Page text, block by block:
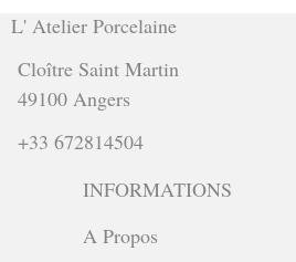
L' Atelier Porcelaine
Cloître Saint Martin
49100 Angers
+33 672814504
INFORMATIONS
A Propos